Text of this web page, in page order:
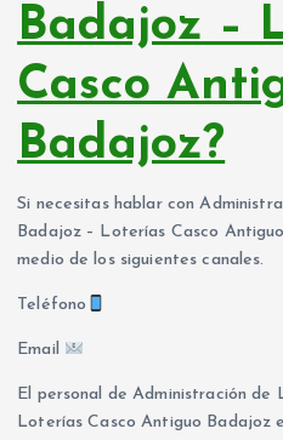
Badajoz –
Casco
Badajoz?
Si necesitas hablar con
Badajoz – Loterías Casco
medio de los siguientes canales.
Teléfono
Email
El personal de Administración
Loterías Casco Antiguo Badajoz